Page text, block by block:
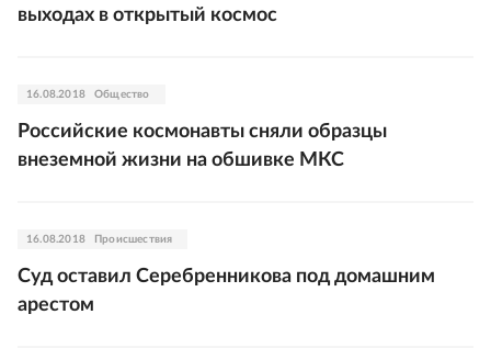
выходах в открытый космос
16.08.2018 Общество
Российские космонавты сняли образцы
внеземной жизни на обшивке МКС
16.08.2018 Происшествия
Суд оставил Серебренникова под домашним
арестом